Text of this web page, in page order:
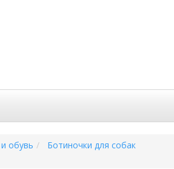
обувь
Ботиночки для собак